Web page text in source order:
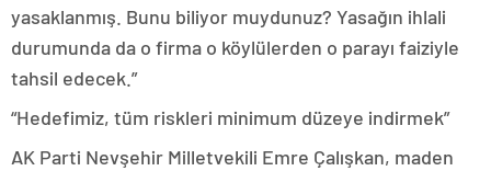
yasaklanmış. Bunu biliyor muydunuz? Yasağın ihlali
durumunda da o firma o köylülerden o parayı faiziyle
tahsil edecek.”
“Hedefimiz, tüm riskleri minimum düzeye indirmek”
AK Parti Nevşehir Milletvekili Emre Çalışkan, maden